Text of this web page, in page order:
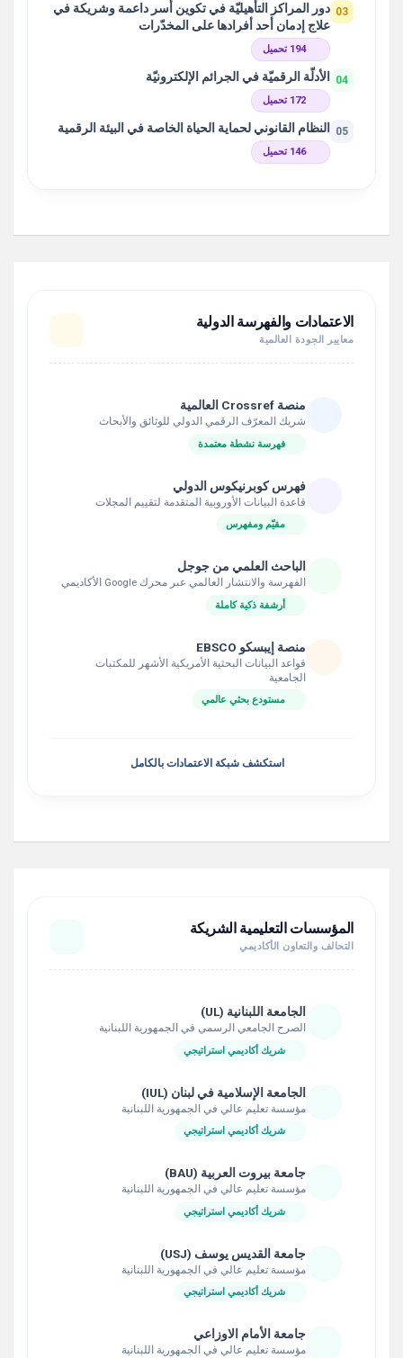
03 دور المراكز التأهيليّة في تكوين أسر داعمة وشريكة في
علاج إدمان أحد أفرادها على المخدّرات
194 تحميل
04 الأدلّة الرقميّة في الجرائم الإلكترونيّة
172 تحميل
05 النظام القانوني لحماية الحياة الخاصة في البيئة الرقمية
146 تحميل
الاعتمادات والفهرسة الدولية
معايير الجودة العالمية
منصة Crossref العالمية
شريك المعرّف الرقمي الدولي للوثائق والأبحاث
فهرسة نشطة معتمدة
فهرس كوبرنيكوس الدولي
قاعدة البيانات الأوروبية المتقدمة لتقييم المجلات
مقيّم ومفهرس
الباحث العلمي من جوجل
الفهرسة والانتشار العالمي عبر محرك Google الأكاديمي
أرشفة ذكية كاملة
منصة إيبسكو EBSCO
قواعد البيانات البحثية الأمريكية الأشهر للمكتبات
الجامعية
مستودع بحثي عالمي
استكشف شبكة الاعتمادات بالكامل
المؤسسات التعليمية الشريكة
التحالف والتعاون الأكاديمي
الجامعة اللبنانية (UL)
الصرح الجامعي الرسمي في الجمهورية اللبنانية
شريك أكاديمي استراتيجي
الجامعة الإسلامية في لبنان (IUL)
مؤسسة تعليم عالي في الجمهورية اللبنانية
شريك أكاديمي استراتيجي
جامعة بيروت العربية (BAU)
مؤسسة تعليم عالي في الجمهورية اللبنانية
شريك أكاديمي استراتيجي
جامعة القديس يوسف (USJ)
مؤسسة تعليم عالي في الجمهورية اللبنانية
شريك أكاديمي استراتيجي
جامعة الأمام الاوزاعي
مؤسسة تعليم عالي في الجمهورية اللبنانية